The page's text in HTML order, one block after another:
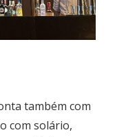
também com
com solário,